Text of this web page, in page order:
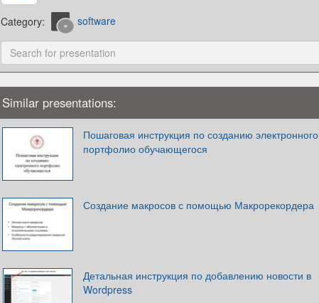
Category: software
Similar presentations:
Пошаговая инструкция по созданию электронного
портфолио обучающегося
Создание макросов с помощью Макрорекордера
Детальная инструкция по добавлению новости в
Wordpress